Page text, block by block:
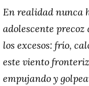
En realidad nunca
adolescente precoz
los excesos: frío,
este viento
empujando y